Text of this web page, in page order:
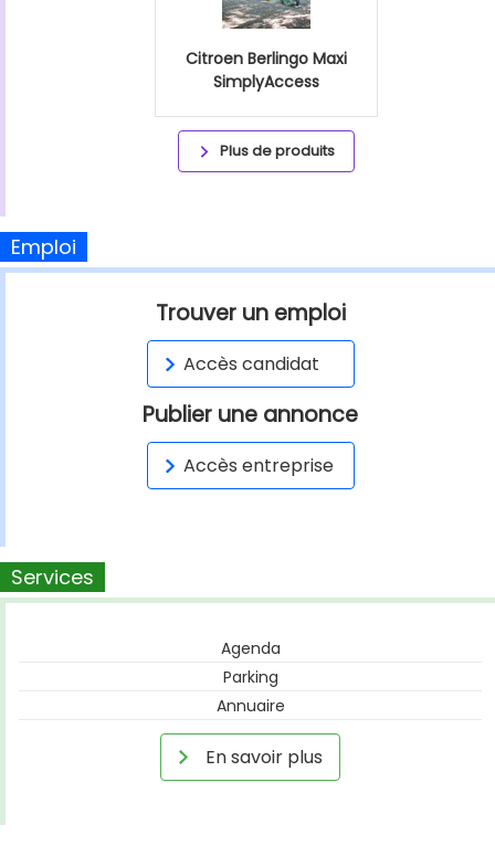
Citroen Berlingo Maxi
SimplyAccess
Plus de produits
Emploi
Trouver un emploi
Accès candidat
Publier une annonce
Accès entreprise
Services
Agenda
Parking
Annuaire
En savoir plus